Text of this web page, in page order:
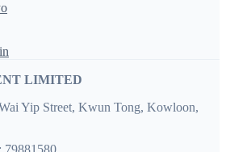
LIMITED
Yip Street, Kwun Tong, Kowloon,
79881580